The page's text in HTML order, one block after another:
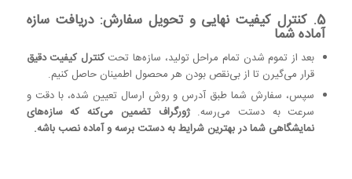
5. کنترل کیفیت نهایی و تحویل سفارش: دریافت سازه
آماده شما
بعد از تموم شدن تمام مراحل تولید، سازه‌ها تحتکنترل کیفیت دقیق
قرار می‌گیرن تا از بی‌نقص بودن هر محصول اطمینان حاصل کنیم.
سپس، سفارش شما طبق آدرس و روش ارسال تعیین شده، با دقت و
سرعت به دستت می‌رسه.ژورگراف تضمین می‌کنه که سازه‌های
نمایشگاهی شما در بهترین شرایط به دستت برسه و آماده نصب باشه.